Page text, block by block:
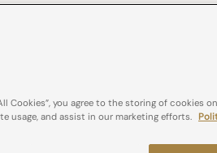
Cookies”, you agree to the storing of cookies
usage, and assist in our marketing efforts.